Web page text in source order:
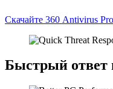
Скачайте 360 Antivirus
Быстрый ответ